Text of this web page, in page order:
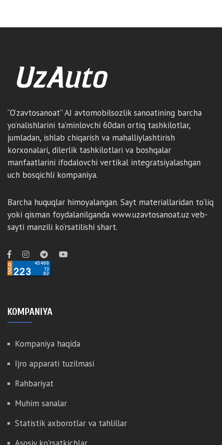
“O‘zavtosanoat” AJ avtomobilsozlik sanoatining barcha
yo‘nalishlarini ta’minlovchi 60dan ortiq tashkilotlar,
jumladan, ishlab chiqarish va mahalliylashtirish
korxonalari, dilerlik tashkilotlari va boshqalar
manfaatlarini ifodalovchi vertikal integratsiyalashgan
uch bosqichli kompaniya.
Barcha huquqlar himoyalangan. Sayt materiallaridan to‘liq
yoki qisman foydalanilganda www.uzavtosanoat.uz veb-
sayti manzili ko‘rsatilishi shart.
KOMPANIYA
Kompaniya haqida
Ijro apparati tuzilmasi
Rahbariyat
Muhim sanalar
Statistik axborotlar va tahlillar